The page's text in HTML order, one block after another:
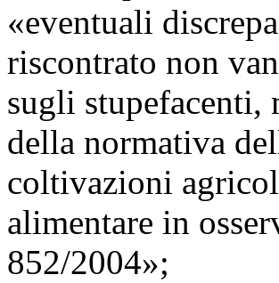
«eventuali
riscontrato non
sugli stupefacenti,
della normativa
coltivazioni
alimentare in
852/2004»;